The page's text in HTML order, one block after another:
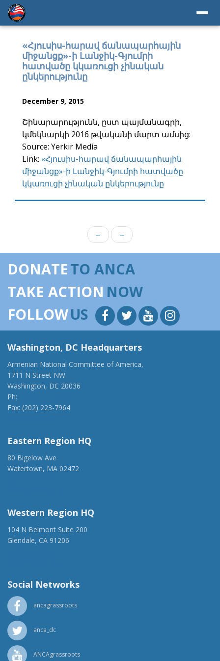
«Հյուսիս-հարավ ճանապարհային
միջանցք»-ի Լանջիկ-Գյումրի
հատվածը կկառուցի չինական
ընկերությունը
December 9, 2015
Շինարարությունն, ըստ պայմանագրի,
կմեկնարկի 2016 թվականի մարտ ամսից:
Source: Yerkir Media
Link: «Հյուսիս-հարավ ճանապարհային
միջանցք»-ի Լանջիկ-Գյումրի հատվածը
կկառուցի չինական ընկերությունը
← →
DONATETO ANCA
TAKE ACTION NOW
FOLLOWUS
Washington, DC Headquarters
Armenian National Committee of America,
1711 N Street NW
Washington, DC 20036
Ph:
Fax: (202) 223-7964
Eastern Region HQ
80 Bigelow Ave
Watertown, MA 02472
Western Region HQ
104 N Belmont Suite 200
Glendale, CA 91206
Social Networks
ancagrassroots
anca_dc
ANCAgrassroots